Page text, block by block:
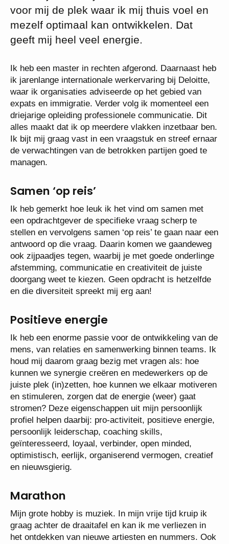
voor mij de plek waar ik mij thuis voel en
mezelf optimaal kan ontwikkelen. Dat
geeft mij heel veel energie.
Ik heb een master in rechten afgerond. Daarnaast heb
ik jarenlange internationale werkervaring bij Deloitte,
waar ik organisaties adviseerde op het gebied van
expats en immigratie. Verder volg ik momenteel een
driejarige opleiding professionele communicatie. Dit
alles maakt dat ik op meerdere vlakken inzetbaar ben.
Ik bijt mij graag vast in een vraagstuk en streef ernaar
de verwachtingen van de betrokken partijen goed te
managen.
Samen ‘op reis’
Ik heb gemerkt hoe leuk ik het vind om samen met
een opdrachtgever de specifieke vraag scherp te
stellen en vervolgens samen ‘op reis’ te gaan naar een
antwoord op die vraag. Daarin komen we gaandeweg
ook zijpaadjes tegen, waarbij je met goede onderlinge
afstemming, communicatie en creativiteit de juiste
doorgang weet te kiezen. Geen opdracht is hetzelfde
en die diversiteit spreekt mij erg aan!
Positieve energie
Ik heb een enorme passie voor de ontwikkeling van de
mens, van relaties en samenwerking binnen teams. Ik
houd mij daarom graag bezig met vragen als: hoe
kunnen we synergie creëren en medewerkers op de
juiste plek (in)zetten, hoe kunnen we elkaar motiveren
en stimuleren, zorgen dat de energie (weer) gaat
stromen? Deze eigenschappen uit mijn persoonlijk
profiel helpen daarbij: pro-activiteit, positieve energie,
persoonlijk leiderschap, coaching skills,
geïnteresseerd, loyaal, verbinder, open minded,
optimistisch, eerlijk, organiserend vermogen, creatief
en nieuwsgierig.
Marathon
Mijn grote hobby is muziek. In mijn vrije tijd kruip ik
graag achter de draaitafel en kan ik me verliezen in
het ontdekken van nieuwe artiesten en nummers. Ook